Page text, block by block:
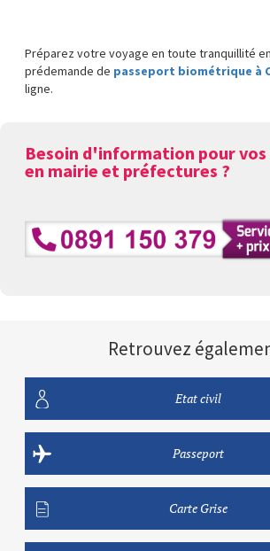
Préparez votre voyage en toute tranquillité
prédemande de passeport biométrique à
ligne.
Besoin d'information pour vos
en mairie et préfectures ?
Retrouvez
Etat civil
Passeport
Carte Grise